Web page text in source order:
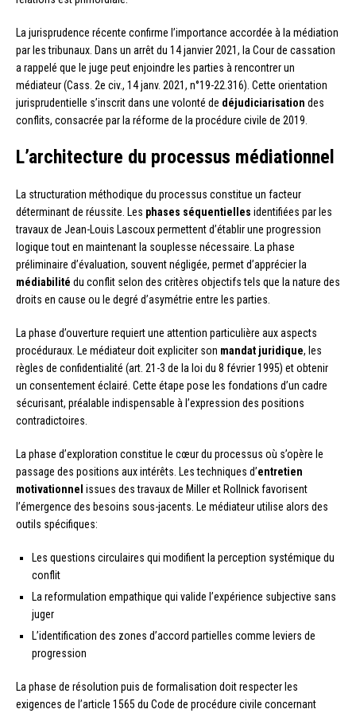
La jurisprudence récente confirme l’importance accordée à la médiation
par les tribunaux. Dans un arrêt du 14 janvier 2021, la Cour de cassation
a rappelé que le juge peut enjoindre les parties à rencontrer un
médiateur (Cass. 2e civ., 14 janv. 2021, n°19-22.316). Cette orientation
jurisprudentielle s’inscrit dans une volonté de déjudiciarisation des
conflits, consacrée par la réforme de la procédure civile de 2019.
L’architecture du processus médiationnel
La structuration méthodique du processus constitue un facteur
déterminant de réussite. Les phases séquentielles identifiées par les
travaux de Jean-Louis Lascoux permettent d’établir une progression
logique tout en maintenant la souplesse nécessaire. La phase
préliminaire d’évaluation, souvent négligée, permet d’apprécier la
médiabilité du conflit selon des critères objectifs tels que la nature des
droits en cause ou le degré d’asymétrie entre les parties.
La phase d’ouverture requiert une attention particulière aux aspects
procéduraux. Le médiateur doit expliciter son mandat juridique, les
règles de confidentialité (art. 21-3 de la loi du 8 février 1995) et obtenir
un consentement éclairé. Cette étape pose les fondations d’un cadre
sécurisant, préalable indispensable à l’expression des positions
contradictoires.
La phase d’exploration constitue le cœur du processus où s’opère le
passage des positions aux intérêts. Les techniques d’entretien
motivationnel issues des travaux de Miller et Rollnick favorisent
l’émergence des besoins sous-jacents. Le médiateur utilise alors des
outils spécifiques:
Les questions circulaires qui modifient la perception systémique du
conflit
La reformulation empathique qui valide l’expérience subjective sans
juger
L’identification des zones d’accord partielles comme leviers de
progression
La phase de résolution puis de formalisation doit respecter les
exigences de l’article 1565 du Code de procédure civile concernant